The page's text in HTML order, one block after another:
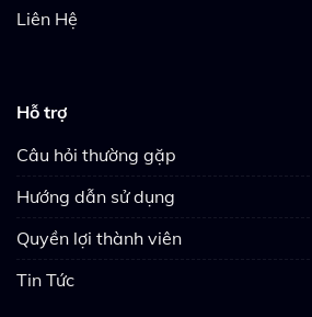
Liên Hệ
Hỗ trợ
Câu hỏi thường gặp
Hướng dẫn sử dụng
Quyền lợi thành viên
Tin Tức